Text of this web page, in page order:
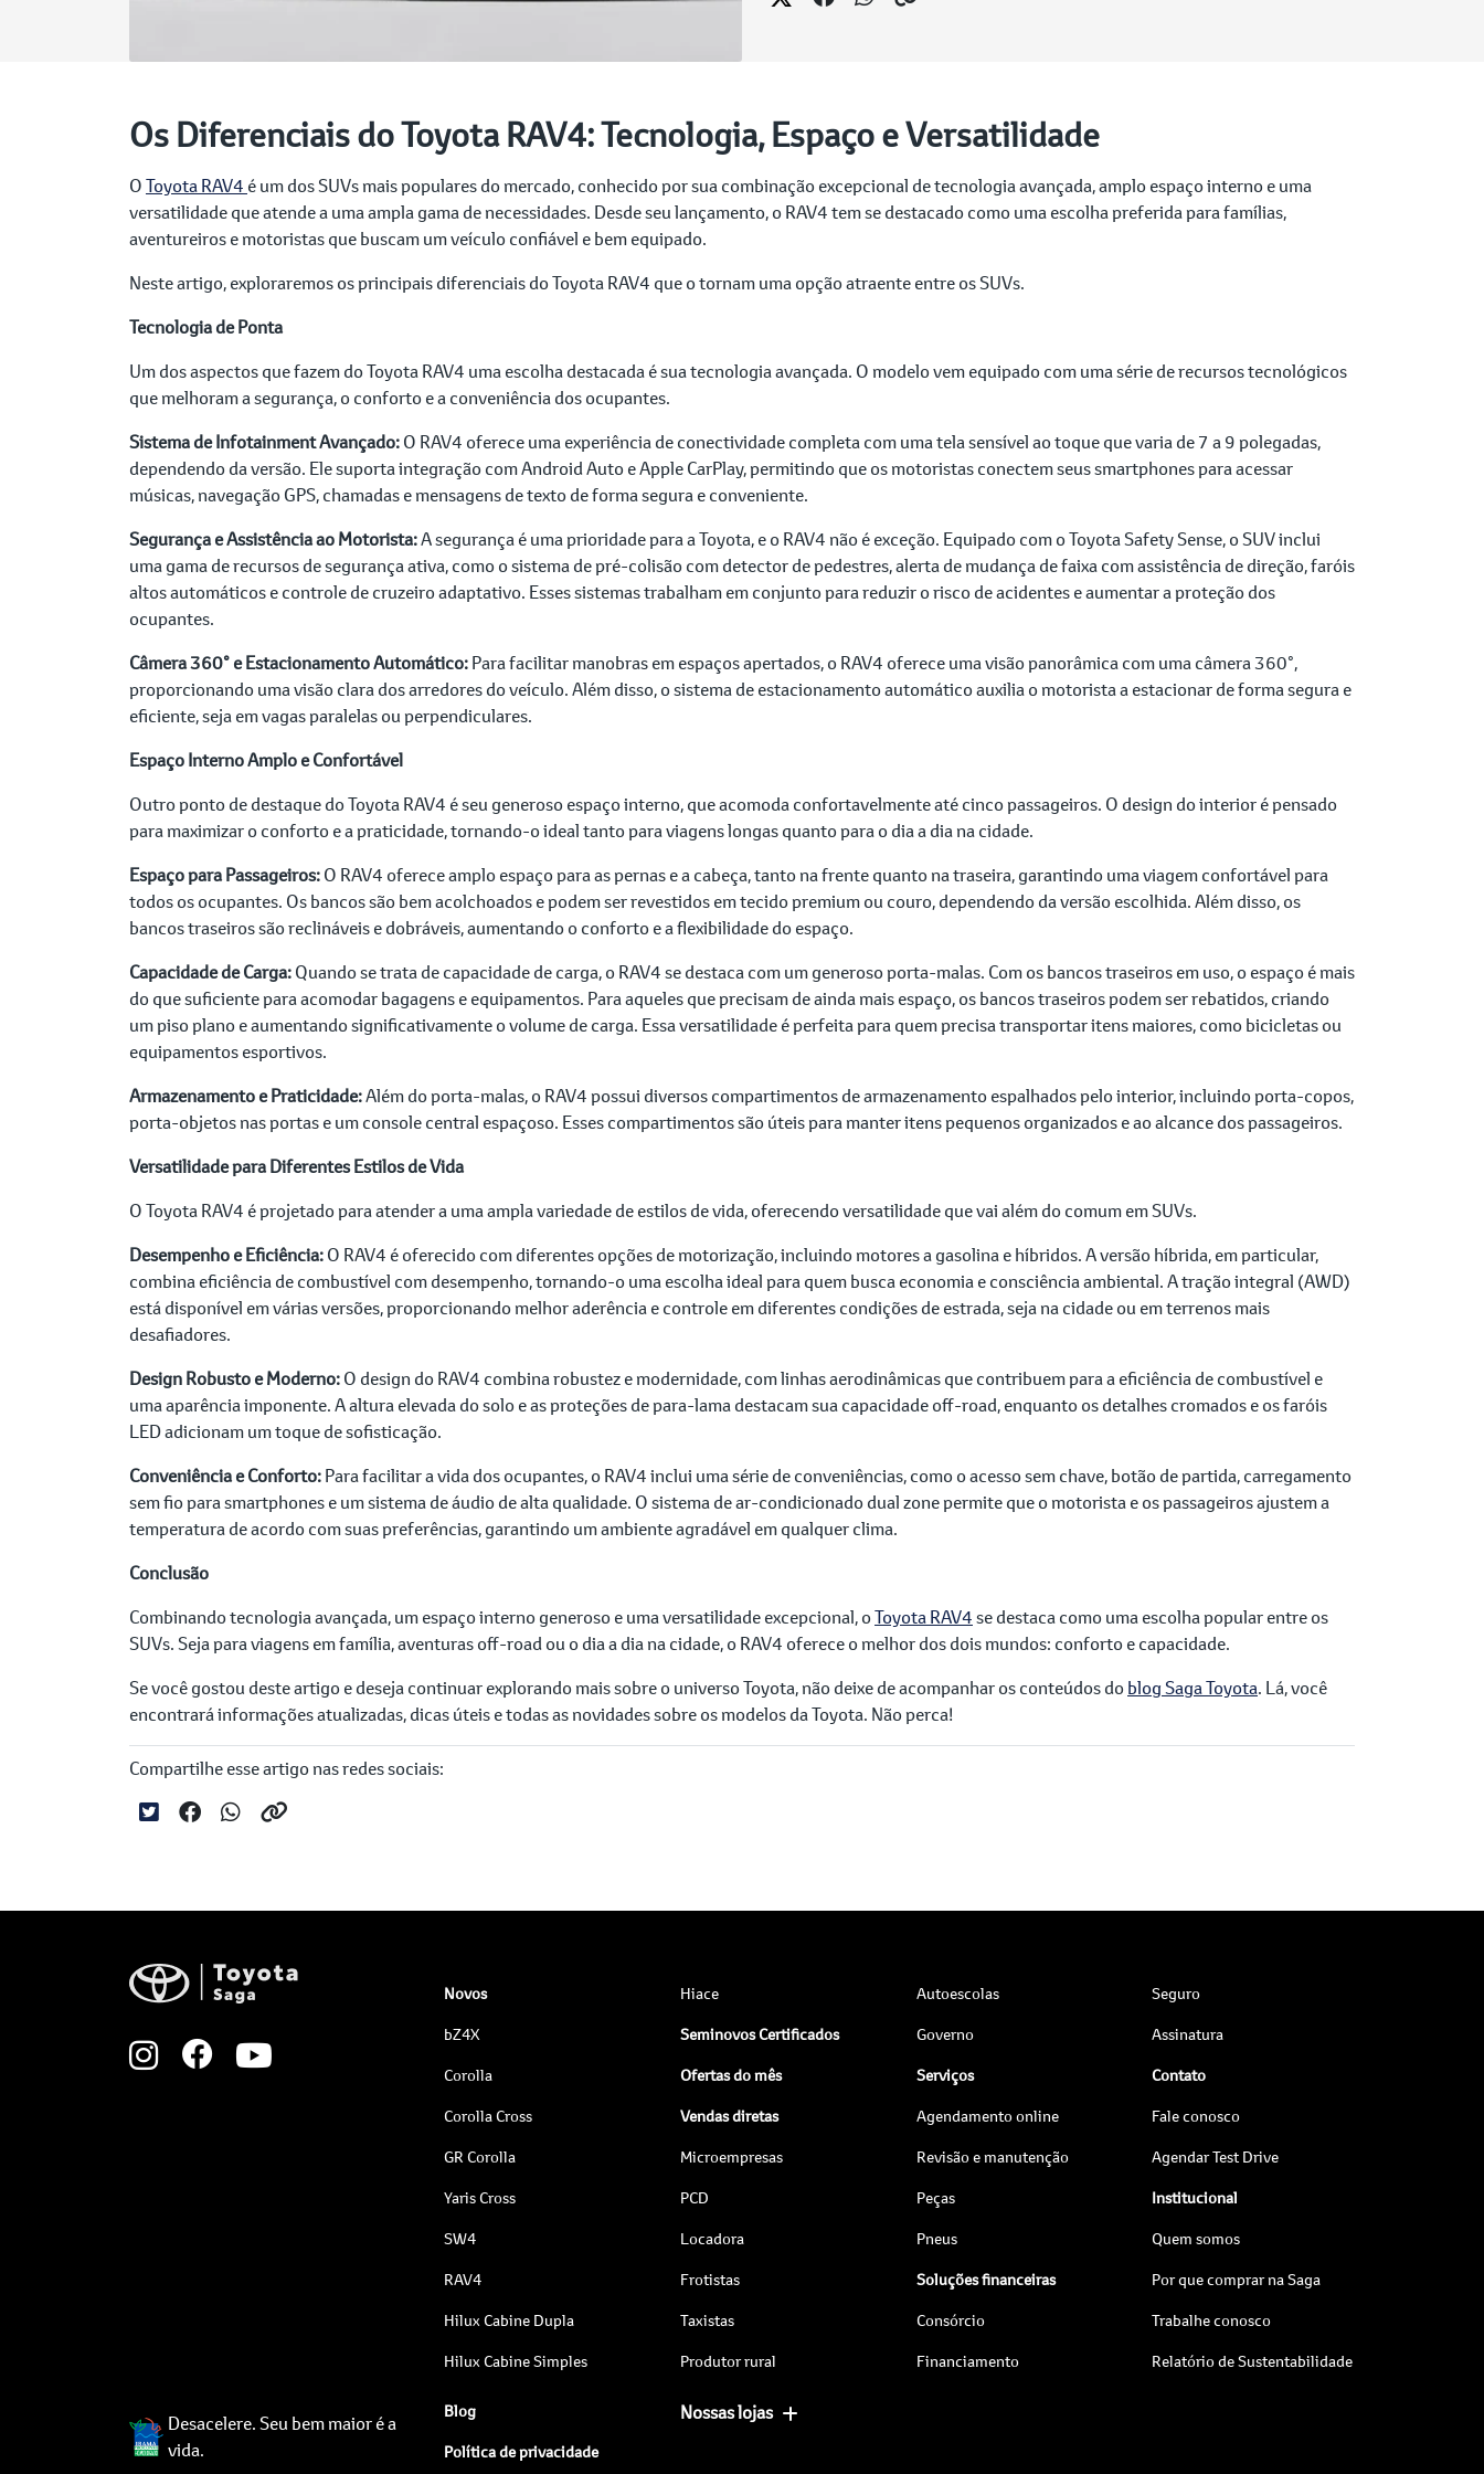
Os Diferenciais do Toyota RAV4: Tecnologia, Espaço e Versatilidade
OToyota RAV4 é um dos SUVs mais populares do mercado, conhecido por sua combinação excepcional de tecnologia avançada, amplo espaço interno e uma
versatilidade que atende a uma ampla gama de necessidades. Desde seu lançamento, o RAV4 tem se destacado como uma escolha preferida para famílias,
aventureiros e motoristas que buscam um veículo confiável e bem equipado.
Neste artigo, exploraremos os principais diferenciais do Toyota RAV4 que o tornam uma opção atraente entre os SUVs.
Tecnologia de Ponta
Um dos aspectos que fazem do Toyota RAV4 uma escolha destacada é sua tecnologia avançada. O modelo vem equipado com uma série de recursos tecnológicos
que melhoram a segurança, o conforto e a conveniência dos ocupantes.
Sistema de Infotainment Avançado:O RAV4 oferece uma experiência de conectividade completa com uma tela sensível ao toque que varia de 7 a 9 polegadas,
dependendo da versão. Ele suporta integração com Android Auto e Apple CarPlay, permitindo que os motoristas conectem seus smartphones para acessar
músicas, navegação GPS, chamadas e mensagens de texto de forma segura e conveniente.
Segurança e Assistência ao Motorista:A segurança é uma prioridade para a Toyota, e o RAV4 não é exceção. Equipado com o Toyota Safety Sense, o SUV inclui
uma gama de recursos de segurança ativa, como o sistema de pré-colisão com detector de pedestres, alerta de mudança de faixa com assistência de direção, faróis
altos automáticos e controle de cruzeiro adaptativo. Esses sistemas trabalham em conjunto para reduzir o risco de acidentes e aumentar a proteção dos
ocupantes.
Câmera 360° e Estacionamento Automático:Para facilitar manobras em espaços apertados, o RAV4 oferece uma visão panorâmica com uma câmera 360°,
proporcionando uma visão clara dos arredores do veículo. Além disso, o sistema de estacionamento automático auxilia o motorista a estacionar de forma segura e
eficiente, seja em vagas paralelas ou perpendiculares.
Espaço Interno Amplo e Confortável
Outro ponto de destaque do Toyota RAV4 é seu generoso espaço interno, que acomoda confortavelmente até cinco passageiros. O design do interior é pensado
para maximizar o conforto e a praticidade, tornando-o ideal tanto para viagens longas quanto para o dia a dia na cidade.
Espaço para Passageiros:O RAV4 oferece amplo espaço para as pernas e a cabeça, tanto na frente quanto na traseira, garantindo uma viagem confortável para
todos os ocupantes. Os bancos são bem acolchoados e podem ser revestidos em tecido premium ou couro, dependendo da versão escolhida. Além disso, os
bancos traseiros são reclináveis e dobráveis, aumentando o conforto e a flexibilidade do espaço.
Capacidade de Carga:Quando se trata de capacidade de carga, o RAV4 se destaca com um generoso porta-malas. Com os bancos traseiros em uso, o espaço é mais
do que suficiente para acomodar bagagens e equipamentos. Para aqueles que precisam de ainda mais espaço, os bancos traseiros podem ser rebatidos, criando
um piso plano e aumentando significativamente o volume de carga. Essa versatilidade é perfeita para quem precisa transportar itens maiores, como bicicletas ou
equipamentos esportivos.
Armazenamento e Praticidade:Além do porta-malas, o RAV4 possui diversos compartimentos de armazenamento espalhados pelo interior, incluindo porta-copos,
porta-objetos nas portas e um console central espaçoso. Esses compartimentos são úteis para manter itens pequenos organizados e ao alcance dos passageiros.
Versatilidade para Diferentes Estilos de Vida
O Toyota RAV4 é projetado para atender a uma ampla variedade de estilos de vida, oferecendo versatilidade que vai além do comum em SUVs.
Desempenho e Eficiência:O RAV4 é oferecido com diferentes opções de motorização, incluindo motores a gasolina e híbridos. A versão híbrida, em particular,
combina eficiência de combustível com desempenho, tornando-o uma escolha ideal para quem busca economia e consciência ambiental. A tração integral (AWD)
está disponível em várias versões, proporcionando melhor aderência e controle em diferentes condições de estrada, seja na cidade ou em terrenos mais
desafiadores.
Design Robusto e Moderno:O design do RAV4 combina robustez e modernidade, com linhas aerodinâmicas que contribuem para a eficiência de combustível e
uma aparência imponente. A altura elevada do solo e as proteções de para-lama destacam sua capacidade off-road, enquanto os detalhes cromados e os faróis
LED adicionam um toque de sofisticação.
Conveniência e Conforto:Para facilitar a vida dos ocupantes, o RAV4 inclui uma série de conveniências, como o acesso sem chave, botão de partida, carregamento
sem fio para smartphones e um sistema de áudio de alta qualidade. O sistema de ar-condicionado dual zone permite que o motorista e os passageiros ajustem a
temperatura de acordo com suas preferências, garantindo um ambiente agradável em qualquer clima.
Conclusão
Combinando tecnologia avançada, um espaço interno generoso e uma versatilidade excepcional, oToyota RAV4se destaca como uma escolha popular entre os
SUVs. Seja para viagens em família, aventuras off-road ou o dia a dia na cidade, o RAV4 oferece o melhor dos dois mundos: conforto e capacidade.
Se você gostou deste artigo e deseja continuar explorando mais sobre o universo Toyota, não deixe de acompanhar os conteúdos do blog Saga Toyota. Lá, você
encontrará informações atualizadas, dicas úteis e todas as novidades sobre os modelos da Toyota. Não perca!
Compartilhe esse artigo nas redes sociais:
Desacelere. Seu bem maior é a
vida.
Novos
bZ4X
Corolla
Corolla Cross
GR Corolla
Yaris Cross
SW4
RAV4
Hilux Cabine Dupla
Hilux Cabine Simples
Hiace
Seminovos Certificados
Ofertas do mês
Vendas diretas
Microempresas
PCD
Locadora
Frotistas
Taxistas
Produtor rural
Autoescolas
Governo
Serviços
Agendamento online
Revisão e manutenção
Peças
Pneus
Soluções financeiras
Consórcio
Financiamento
Seguro
Assinatura
Contato
Fale conosco
Agendar Test Drive
Institucional
Quem somos
Por que comprar na Saga
Trabalhe conosco
Relatório de Sustentabilidade
Blog
Política de privacidade
Nossas lojas